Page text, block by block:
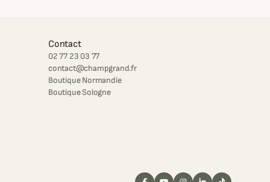
Contact
02 77 23 03 77
contact@champgrand.fr
Boutique Normandie
Boutique Sologne